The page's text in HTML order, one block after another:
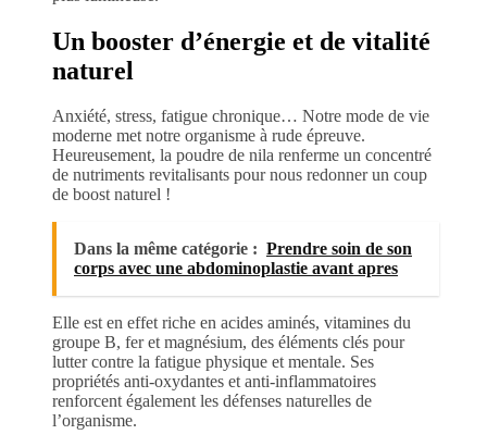
Un booster d’énergie et de vitalité
naturel
Anxiété, stress, fatigue chronique… Notre mode de vie
moderne met notre organisme à rude épreuve.
Heureusement, la poudre de nila renferme un concentré
de nutriments revitalisants pour nous redonner un coup
de boost naturel !
Dans la même catégorie : Prendre soin de son
corps avec une abdominoplastie avant apres
Elle est en effet riche en acides aminés, vitamines du
groupe B, fer et magnésium, des éléments clés pour
lutter contre la fatigue physique et mentale. Ses
propriétés anti-oxydantes et anti-inflammatoires
renforcent également les défenses naturelles de
l’organisme.